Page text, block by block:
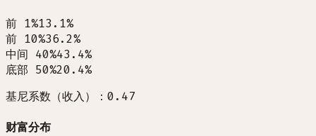
前 1%13.1%
前 10%36.2%
中间 40%43.4%
底部 50%20.4%
基尼系数（收入）：0.47
财富分布